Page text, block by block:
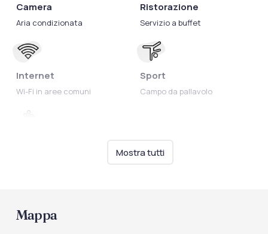
Camera
Aria condizionata
Internet
Wi-Fi in aree comuni
Ristorazione
Servizio a buffet
Sport
Campo da pallavolo
Mostra tutti
Mappa